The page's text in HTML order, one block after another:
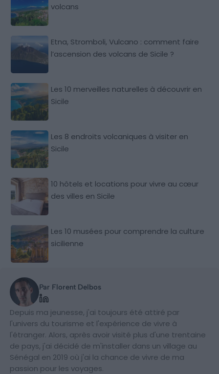
volcans
Etna, Stromboli, Vulcano : comment faire
l’ascension des volcans de Sicile ?
Les 10 merveilles naturelles à découvrir en
Sicile
Les 8 endroits volcaniques à visiter en
Sicile
10 hôtels et locations pour vivre au cœur
des villes en Sicile
Les 10 musées pour comprendre la culture
sicilienne
Par Florent Delbos
Depuis ma jeunesse, j'ai toujours été attiré par
l'univers du tourisme et l'expérience de vivre à
l'étranger. Alors, après avoir visité plus d'une trentaine
de pays, j'ai décidé de m'installer dans un village au
Sénégal en 2019 où j'ai la chance de vivre de ma
passion pour les voyages.